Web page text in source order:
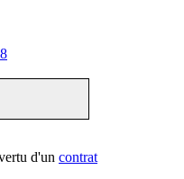
d'un contrat